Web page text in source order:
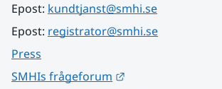
Epost: kundtjanst@smhi.se
Epost: registrator@smhi.se
Press
SMHIs frågeforum